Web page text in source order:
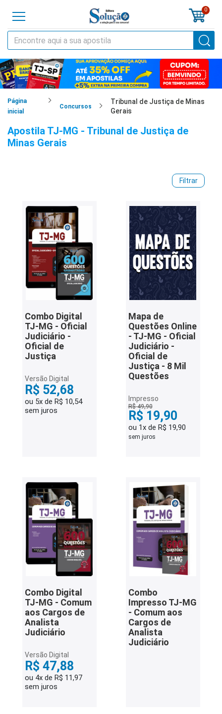
0
Página
inicial
Concursos
Tribunal de Justiça de Minas
Gerais
Apostila TJ-MG - Tribunal de Justiça de
Minas Gerais
Filtrar
Combo Digital
TJ-MG - Oficial
Judiciário -
Oficial de
Justiça
Versão Digital
R$ 52,68
ou 5x de R$ 10,54
sem juros
Mapa de
Questões Online
- TJ-MG - Oficial
Judiciário -
Oficial de
Justiça - 8 Mil
Questões
Impresso
R$ 49,90
R$ 19,90
ou 1x de R$ 19,90
sem juros
Combo Digital
TJ-MG - Comum
aos Cargos de
Analista
Judiciário
Versão Digital
R$ 47,88
ou 4x de R$ 11,97
sem juros
Combo
Impresso TJ-MG
- Comum aos
Cargos de
Analista
Judiciário